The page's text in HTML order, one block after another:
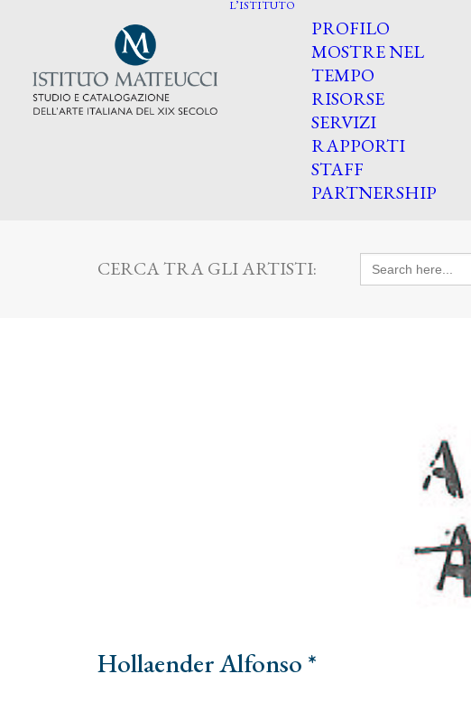
L’ISTITUTO
PROFILO
MOSTRE NEL
TEMPO
RISORSE
SERVIZI
RAPPORTI
STAFF
PARTNERSHIP
CERCA TRA GLI ARTISTI: Search
for:
Hollaender Alfonso *